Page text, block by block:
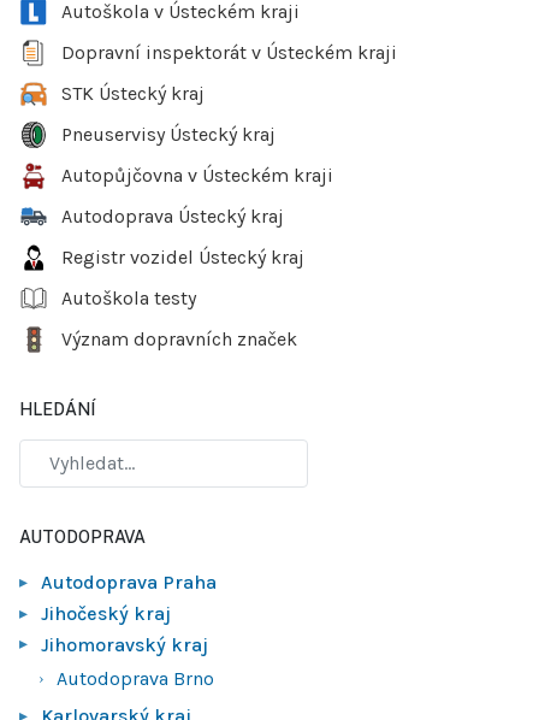
Autoškola v Ústeckém kraji
Dopravní inspektorát v Ústeckém kraji
STK Ústecký kraj
Pneuservisy Ústecký kraj
Autopůjčovna v Ústeckém kraji
Autodoprava Ústecký kraj
Registr vozidel Ústecký kraj
Autoškola testy
Význam dopravních značek
HLEDÁNÍ
AUTODOPRAVA
Autodoprava Praha
Jihočeský kraj
Jihomoravský kraj
Autodoprava Brno